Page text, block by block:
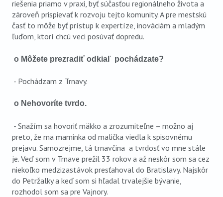
riešenia priamo v praxi, byť súčasťou regionálneho života a
zároveň prispievať k rozvoju tejto komunity. A pre mestskú
časť to môže byť prístup k expertíze, inováciám a mladým
ľuďom, ktorí chcú veci posúvať dopredu.
o Môžete prezradiť odkiaľ pochádzate?
- Pochádzam z Trnavy.
o Nehovoríte tvrdo.
- Snažím sa hovoriť mäkko a zrozumiteľne – možno aj
preto, že ma maminka od malička viedla k spisovnému
prejavu. Samozrejme, tá trnavčina a tvrdosť vo mne stále
je. Veď som v Trnave prežil 33 rokov a až neskôr som sa cez
niekoľko medzizastávok presťahoval do Bratislavy. Najskôr
do Petržalky a keď som si hľadal trvalejšie bývanie,
rozhodol som sa pre Vajnory.